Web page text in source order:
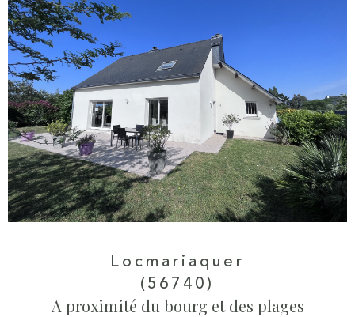
Locmariaquer
(56740)
A proximité du bourg et des plages